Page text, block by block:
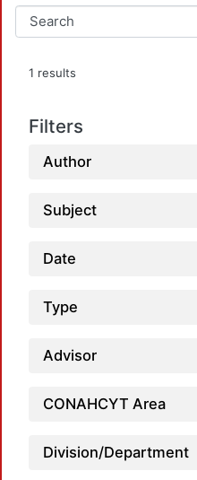
1 results
Filters
Author
Subject
Date
Type
Advisor
CONAHCYT Area
Division/Department